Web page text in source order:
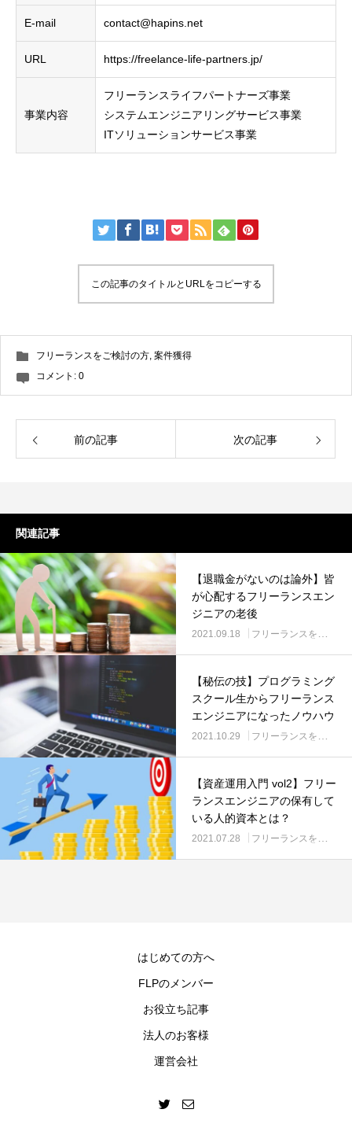
E-mail contact@hapins.net
URL https://freelance-life-partners.jp/
事業内容
フリーランスライフパートナーズ事業
システムエンジニアリングサービス事業
ITソリューションサービス事業
この記事のタイトルとURLをコピーする
フリーランスをご検討の方, 案件獲得
コメント: 0
前の記事 次の記事
関連記事
【退職金がないのは論外】皆
が心配するフリーランスエン
ジニアの老後
2021.09.18 フリーランスをご検討の方
【秘伝の技】プログラミング
スクール生からフリーランス
エンジニアになったノウハウ
2021.10.29 フリーランスをご検討の方
【資産運用入門 vol2】フリー
ランスエンジニアの保有して
いる人的資本とは？
2021.07.28 フリーランスをご検討の方
はじめての方へ
FLPのメンバー
お役立ち記事
法人のお客様
運営会社